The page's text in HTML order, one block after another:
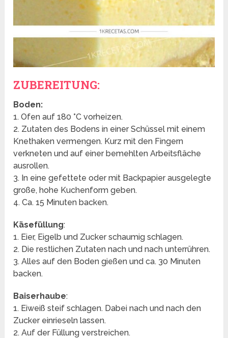
ZUBEREITUNG:
Boden:
1. Ofen auf 180 °C vorheizen.
2. Zutaten des Bodens in einer Schüssel mit einem
Knethaken vermengen. Kurz mit den Fingern
verkneten und auf einer bemehlten Arbeitsfläche
ausrollen.
3. In eine gefettete oder mit Backpapier ausgelegte
große, hohe Kuchenform geben.
4. Ca. 15 Minuten backen.
Käsefüllung:
1. Eier, Eigelb und Zucker schaumig schlagen.
2. Die restlichen Zutaten nach und nach unterrühren.
3. Alles auf den Boden gießen und ca. 30 Minuten
backen.
Baiserhaube:
1. Eiweiß steif schlagen. Dabei nach und nach den
Zucker einrieseln lassen.
2. Auf der Füllung verstreichen.